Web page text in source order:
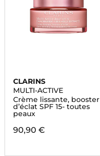
CLARINS
MULTI-ACTIVE
Crème lissante, booster
d’éclat SPF 15- toutes
peaux
90,90 €